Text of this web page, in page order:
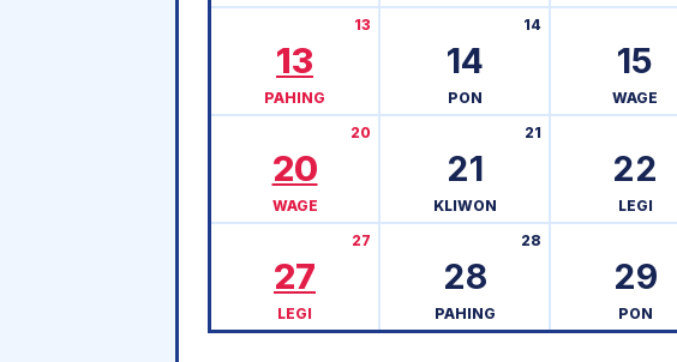
13
13
PAHING
14
14
PON
15
WAGE
20
20
WAGE
21
21
KLIWON
22
LEGI
27
27
LEGI
28
28
PAHING
29
PON